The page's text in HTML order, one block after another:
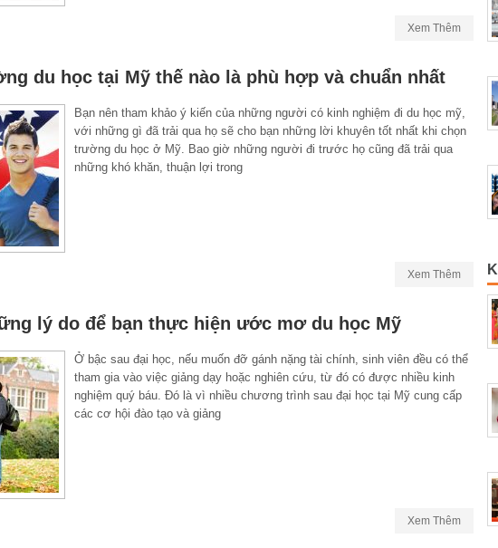
Xem Thêm
du học tại Mỹ thế nào là phù hợp và chuẩn nhất
Bạn nên tham khảo ý kiến của những người có kinh nghiệm đi du học mỹ,
với những gì đã trải qua họ sẽ cho bạn những lời khuyên tốt nhất khi chọn
trường du học ở Mỹ. Bao giờ những người đi trước họ cũng đã trải qua
những khó khăn, thuận lợi trong
Xem Thêm
lý do để bạn thực hiện ước mơ du học Mỹ
Ở bậc sau đại học, nếu muốn đỡ gánh nặng tài chính, sinh viên đều có thể
tham gia vào việc giảng dạy hoặc nghiên cứu, từ đó có được nhiều kinh
nghiệm quý báu. Đó là vì nhiều chương trình sau đại học tại Mỹ cung cấp
các cơ hội đào tạo và giảng
Xem Thêm